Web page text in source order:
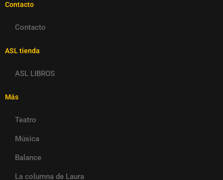
Contacto
Contacto
ASL tienda
ASL LIBROS
Más
Teatro
Música
Balance
La columna de Laura